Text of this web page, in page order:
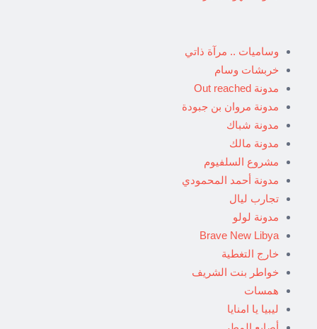
وساميات .. مرآة ذاتي
خربشات وسام
مدونة Out reached
مدونة مروان بن جبودة
مدونة شباك
مدونة مالك
مشروع السلفيوم
مدونة أحمد المحمودي
تجارب ليال
مدونة لولو
Brave New Libya
خارج التغطية
خواطر بنت الشريف
همسات
ليبيا يا امنايا